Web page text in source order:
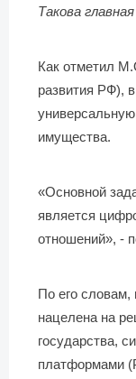
Такова
Как отметил
развития РФ),
имущества.
«Основной
является
отношений», -
По его
нацелена на
государства,
платформами